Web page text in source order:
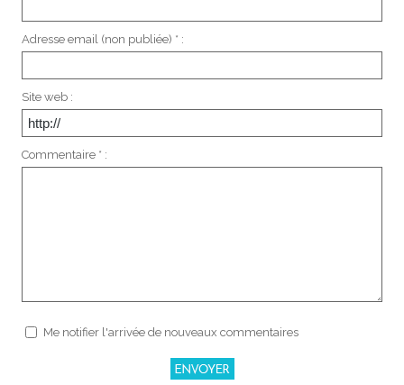
Adresse email (non publiée) * :
Site web :
Commentaire * :
Me notifier l'arrivée de nouveaux commentaires